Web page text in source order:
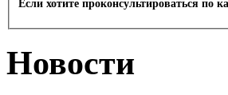
Если хотите проконсультироваться
Новости